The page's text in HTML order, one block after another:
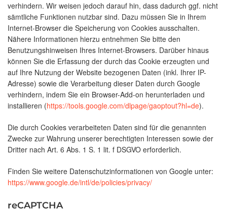
verhindern. Wir weisen jedoch darauf hin, dass dadurch ggf. nicht
sämtliche Funktionen nutzbar sind. Dazu müssen Sie in Ihrem
Internet-Browser die Speicherung von Cookies ausschalten.
Nähere Informationen hierzu entnehmen Sie bitte den
Benutzungshinweisen Ihres Internet-Browsers. Darüber hinaus
können Sie die Erfassung der durch das Cookie erzeugten und
auf Ihre Nutzung der Website bezogenen Daten (inkl. Ihrer IP-
Adresse) sowie die Verarbeitung dieser Daten durch Google
verhindern, indem Sie ein Browser-Add-on herunterladen und
installieren (https://tools.google.com/dlpage/gaoptout?hl=de).
Die durch Cookies verarbeiteten Daten sind für die genannten
Zwecke zur Wahrung unserer berechtigten Interessen sowie der
Dritter nach Art. 6 Abs. 1 S. 1 lit. f DSGVO erforderlich.
Finden Sie weitere Datenschutzinformationen von Google unter:
https://www.google.de/intl/de/policies/privacy/
reCAPTCHA